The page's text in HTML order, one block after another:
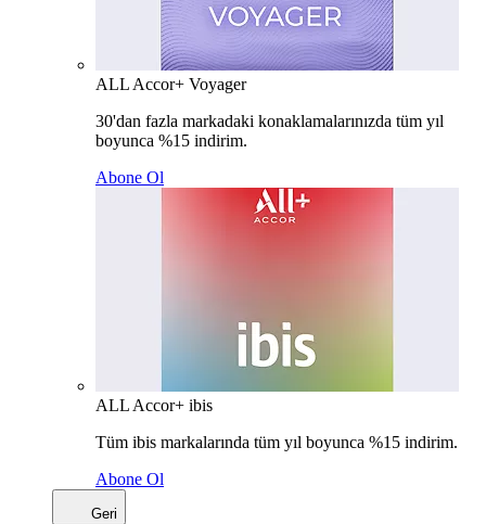
ALL Accor+ Voyager
30'dan fazla markadaki konaklamalarınızda tüm yıl
boyunca %15 indirim.
Abone Ol
ALL Accor+ ibis
Tüm ibis markalarında tüm yıl boyunca %15 indirim.
Abone Ol
Geri